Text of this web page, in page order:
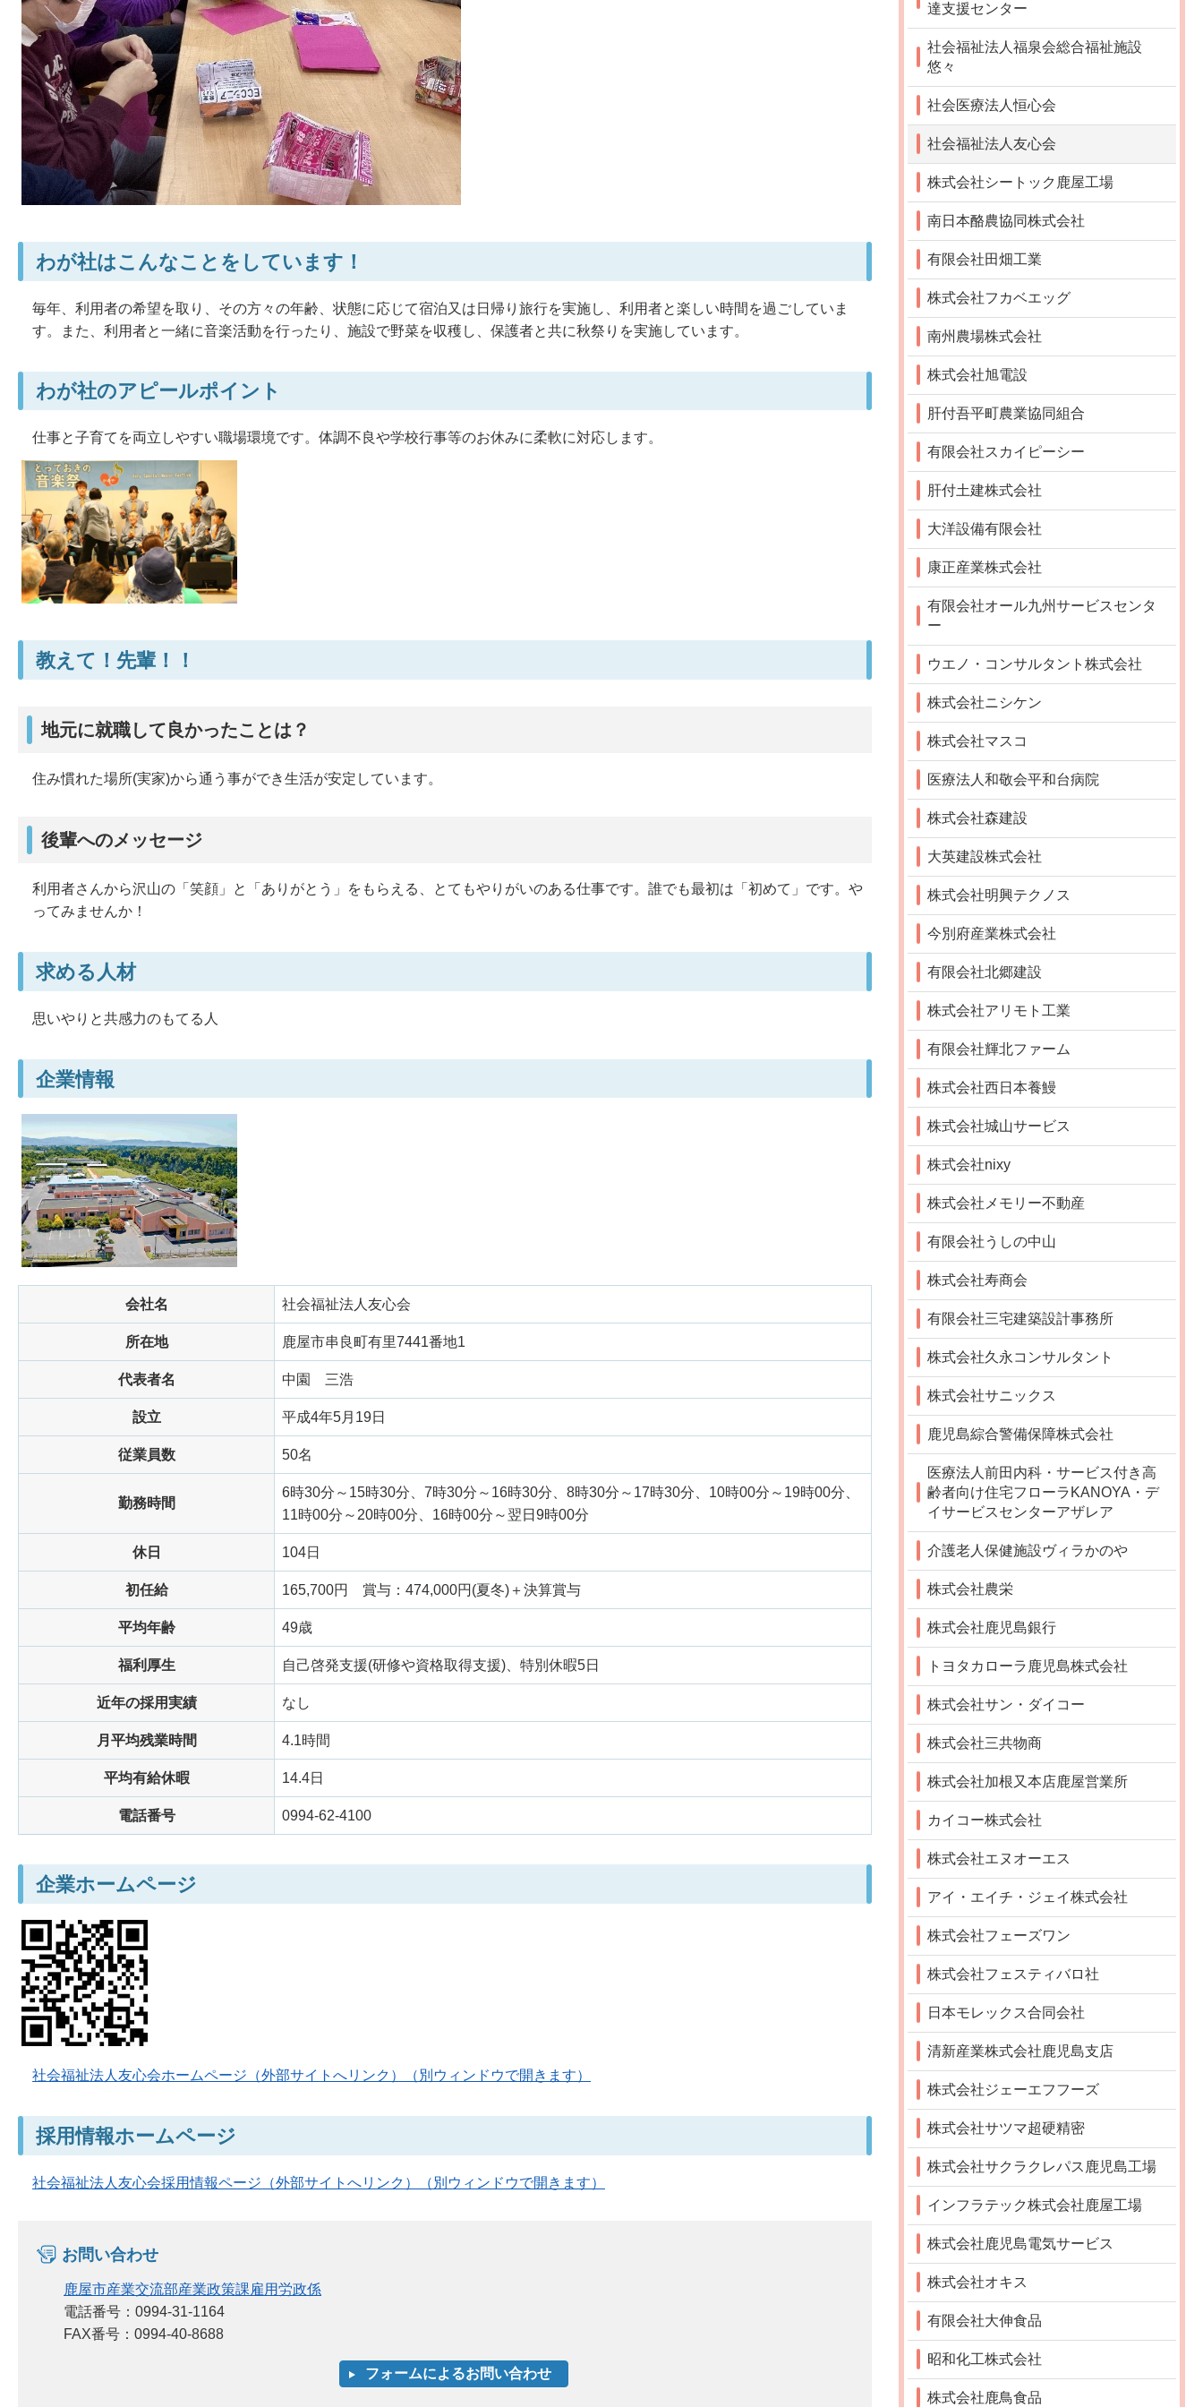
わが社はこんなことをしています！
毎年、利用者の希望を取り、その方々の年齢、状態に応じて宿泊又は日帰り旅行を実施し、利用者と楽しい時間を過ごしていま
す。また、利用者と一緒に音楽活動を行ったり、施設で野菜を収穫し、保護者と共に秋祭りを実施しています。
わが社のアピールポイント
仕事と子育てを両立しやすい職場環境です。体調不良や学校行事等のお休みに柔軟に対応します。
教えて！先輩！！
地元に就職して良かったことは？
住み慣れた場所(実家)から通う事ができ生活が安定しています。
後輩へのメッセージ
利用者さんから沢山の「笑顔」と「ありがとう」をもらえる、とてもやりがいのある仕事です。誰でも最初は「初めて」です。や
ってみませんか！
求める人材
思いやりと共感力のもてる人
企業情報
会社名 社会福祉法人友心会
所在地 鹿屋市串良町有里7441番地1
代表者名 中園 三浩
設立 平成4年5月19日
従業員数 50名
勤務時間
6時30分～15時30分、7時30分～16時30分、8時30分～17時30分、10時00分～19時00分、
11時00分～20時00分、16時00分～翌日9時00分
休日 104日
初任給 165,700円 賞与 ：474,000円(夏冬)＋決算賞与
平均年齢 49歳
福利厚生 自己啓発支援(研修や資格取得支援)、特別休暇5日
近年の採用実績 なし
月平均残業時間 4.1時間
平均有給休暇 14.4日
電話番号 0994-62-4100
企業ホームページ
社会福祉法人友心会ホームページ（外部サイトへリンク）（別ウィンドウで開きます）
採用情報ホームページ
社会福祉法人友心会採用情報ページ（外部サイトへリンク）（別ウィンドウで開きます）
お問い合わせ
鹿屋市産業交流部産業政策課雇用労政係
電話番号：0994-31-1164
FAX番号：0994-40-8688
達支援センター
社会福祉法人福泉会総合福祉施設
悠々
社会医療法人恒心会
社会福祉法人友心会
株式会社シートック鹿屋工場
南日本酪農協同株式会社
有限会社田畑工業
株式会社フカベエッグ
南州農場株式会社
株式会社旭電設
肝付吾平町農業協同組合
有限会社スカイピーシー
肝付土建株式会社
大洋設備有限会社
康正産業株式会社
有限会社オール九州サービスセンタ
ー
ウエノ・コンサルタント株式会社
株式会社ニシケン
株式会社マスコ
医療法人和敬会平和台病院
株式会社森建設
大英建設株式会社
株式会社明興テクノス
今別府産業株式会社
有限会社北郷建設
株式会社アリモト工業
有限会社輝北ファーム
株式会社西日本養鰻
株式会社城山サービス
株式会社nixy
株式会社メモリー不動産
有限会社うしの中山
株式会社寿商会
有限会社三宅建築設計事務所
株式会社久永コンサルタント
株式会社サニックス
鹿児島綜合警備保障株式会社
医療法人前田内科・サービス付き高
齢者向け住宅フローラKANOYA・デ
イサービスセンターアザレア
介護老人保健施設ヴィラかのや
株式会社農栄
株式会社鹿児島銀行
トヨタカローラ鹿児島株式会社
株式会社サン・ダイコー
株式会社三共物商
株式会社加根又本店鹿屋営業所
カイコー株式会社
株式会社エヌオーエス
アイ・エイチ・ジェイ株式会社
株式会社フェーズワン
株式会社フェスティバロ社
日本モレックス合同会社
清新産業株式会社鹿児島支店
株式会社ジェーエフフーズ
株式会社サツマ超硬精密
株式会社サクラクレパス鹿児島工場
インフラテック株式会社鹿屋工場
株式会社鹿児島電気サービス
株式会社オキス
有限会社大伸食品
昭和化工株式会社
株式会社鹿鳥食品